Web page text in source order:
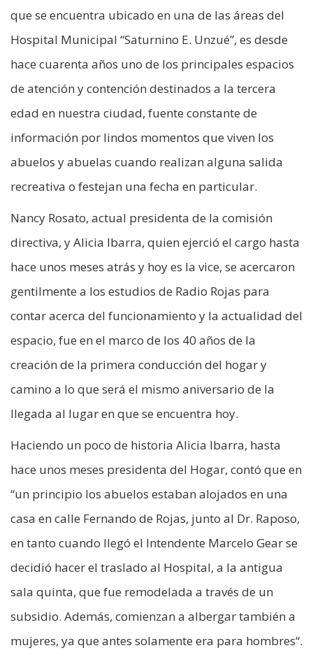
que se encuentra ubicado en una de las áreas del
Hospital Municipal “Saturnino E. Unzué”, es desde
hace cuarenta años uno de los principales espacios
de atención y contención destinados a la tercera
edad en nuestra ciudad, fuente constante de
información por lindos momentos que viven los
abuelos y abuelas cuando realizan alguna salida
recreativa o festejan una fecha en particular.
Nancy Rosato, actual presidenta de la comisión
directiva, y Alicia Ibarra, quien ejerció el cargo hasta
hace unos meses atrás y hoy es la vice, se acercaron
gentilmente a los estudios de Radio Rojas para
contar acerca del funcionamiento y la actualidad del
espacio, fue en el marco de los 40 años de la
creación de la primera conducción del hogar y
camino a lo que será el mismo aniversario de la
llegada al lugar en que se encuentra hoy.
Haciendo un poco de historia Alicia Ibarra, hasta
hace unos meses presidenta del Hogar, contó que en
“un principio los abuelos estaban alojados en una
casa en calle Fernando de Rojas, junto al Dr. Raposo,
en tanto cuando llegó el Intendente Marcelo Gear se
decidió hacer el traslado al Hospital, a la antigua
sala quinta, que fue remodelada a través de un
subsidio. Además, comienzan a albergar también a
mujeres, ya que antes solamente era para hombres“.